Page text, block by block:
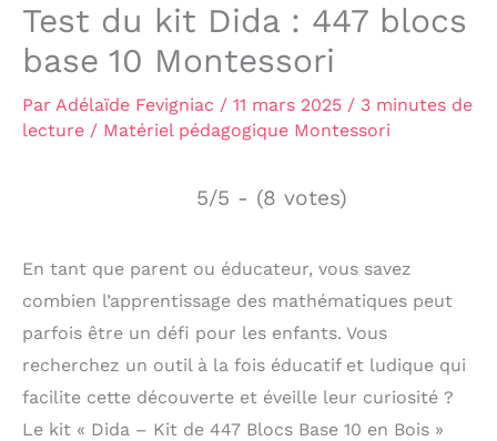
Test du kit Dida : 447 blocs
base 10 Montessori
Par Adélaïde Fevigniac / 11 mars 2025 / 3 minutes de
lecture / Matériel pédagogique Montessori
5/5 - (8 votes)
En tant que parent ou éducateur, vous savez
combien l’apprentissage des mathématiques peut
parfois être un défi pour les enfants. Vous
recherchez un outil à la fois éducatif et ludique qui
facilite cette découverte et éveille leur curiosité ?
Le kit « Dida – Kit de 447 Blocs Base 10 en Bois »